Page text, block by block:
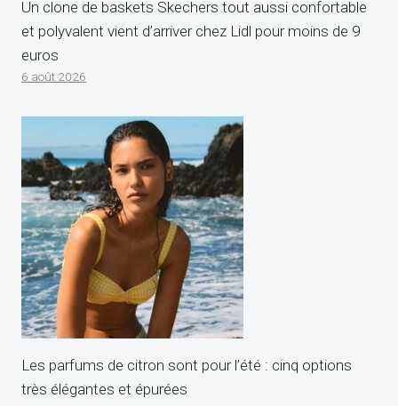
Un clone de baskets Skechers tout aussi confortable
et polyvalent vient d’arriver chez Lidl pour moins de 9
euros
6 août 2026
Les parfums de citron sont pour l’été : cinq options
très élégantes et épurées